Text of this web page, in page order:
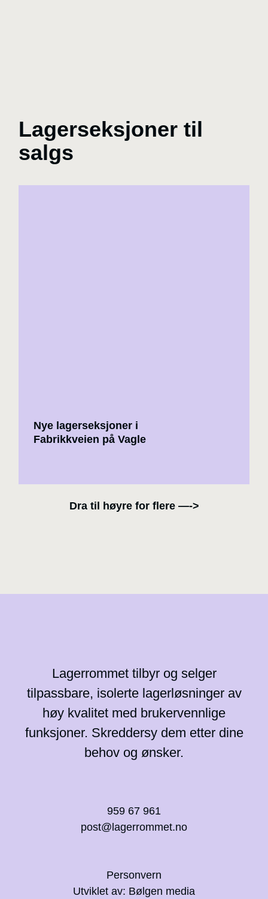
Lagerseksjoner til
salgs
Nye lagerseksjoner i
Fabrikkveien på Vagle
Dra til høyre for flere —->
Lagerrommet tilbyr og selger
tilpassbare, isolerte lagerløsninger av
høy kvalitet med brukervennlige
funksjoner. Skreddersy dem etter dine
behov og ønsker.
959 67 961
post@lagerrommet.no
Personvern
Utviklet av: Bølgen media